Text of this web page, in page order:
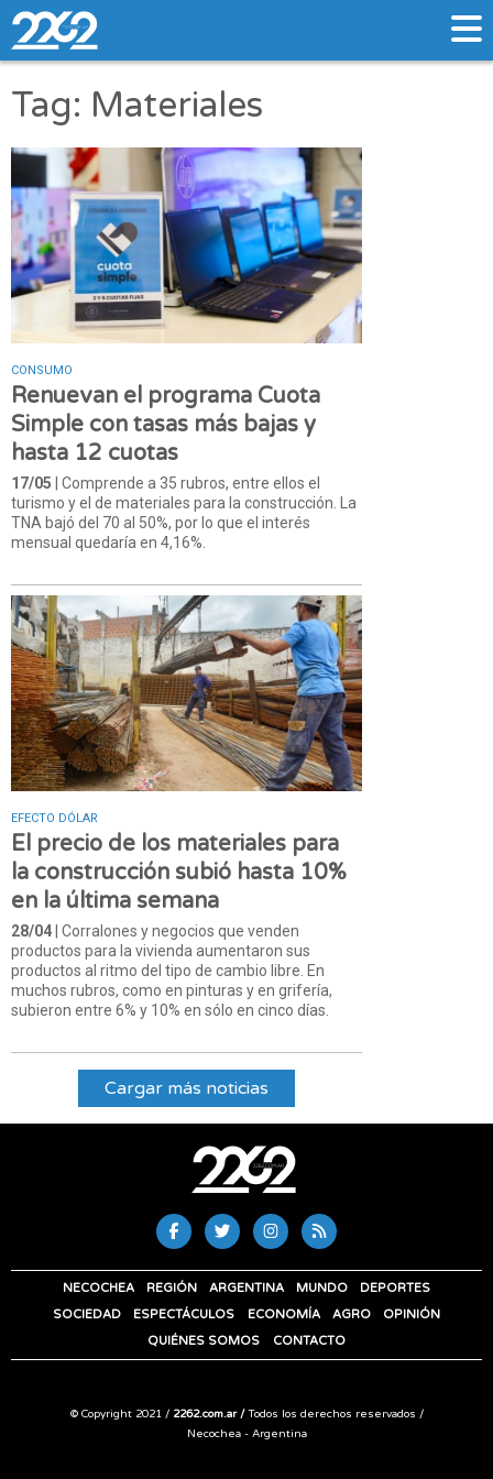
Tag: Materiales
CONSUMO
Renuevan el programa Cuota
Simple con tasas más bajas y
hasta 12 cuotas
17/05 | Comprende a 35 rubros, entre ellos el
turismo y el de materiales para la construcción. La
TNA bajó del 70 al 50%, por lo que el interés
mensual quedaría en 4,16%.
EFECTO DÓLAR
El precio de los materiales para
la construcción subió hasta 10%
en la última semana
28/04 | Corralones y negocios que venden
productos para la vivienda aumentaron sus
productos al ritmo del tipo de cambio libre. En
muchos rubros, como en pinturas y en grifería,
subieron entre 6% y 10% en sólo en cinco días.
Cargar más noticias
NECOCHEA REGIÓN ARGENTINA MUNDO
DEPORTES
SOCIEDAD
ESPECTÁCULOS ECONOMÍA AGRO
OPINIÓN
QUIÉNES SOMOS
CONTACTO
© Copyright 2021 / 2262.com.ar /Todos los derechos reservados /
Necochea - Argentina